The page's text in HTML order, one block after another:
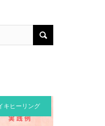
キヒーリング